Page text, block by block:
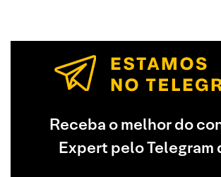
Receba o melhor do
Expert pelo Telegram